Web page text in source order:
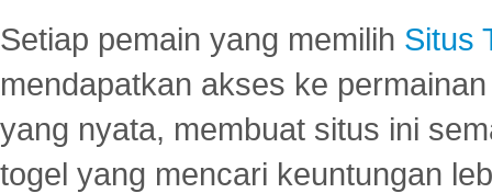
Setiap pemain yang memilih Situs
mendapatkan akses ke
yang nyata, membuat situs ini
togel yang mencari keuntungan